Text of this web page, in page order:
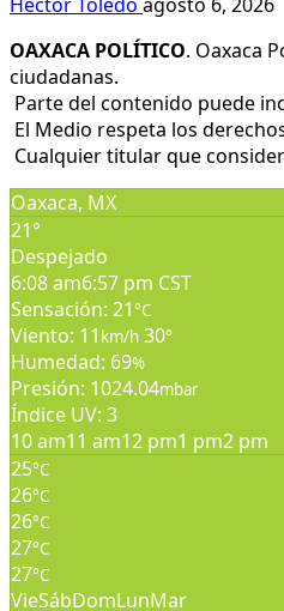
OAXACA POLÍTICO. Oaxaca
ciudadanas.
Parte del contenido puede
El Medio respeta los
Cualquier titular que
Oaxaca, MX
21°
Despejado
6:08 am6:57 pm CST
Sensación: 21°C
Viento: 11 km/h 30°
Humedad: 69%
Presión: 1024.04mbar
Índice UV: 3
10 am11 am12 pm1 pm2 pm
25°C
26°C
26°C
27°C
27°C
VieSábDomLunMar